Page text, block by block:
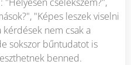
"Képes leszek viselni
kérdések nem csak a
sokszor bűntudatot is
benned.